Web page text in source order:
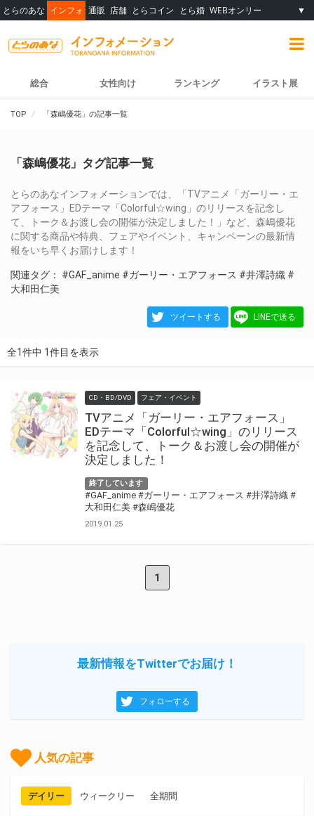
とらのあな インフォ 通販 店舗 とらコイン とら婚 WEBオンリー ▼
総合 女性向け ランキング イラスト展
TOP 「森嶋優花」の記事一覧
「森嶋優花」タグ記事一覧
とらのあなインフォメーションでは、「TVアニメ「ガーリー・エ
アフォース」EDテーマ「Colorful☆wing」のリリースを記念し
て、トーク＆お渡し会の開催が決定しました！」など、森嶋優花
に関する商品や特典、フェアやイベント、キャンペーンの最新情
報をいち早くお届けします！
関連タグ： #GAF_anime #ガーリー・エアフォース #井澤詩織 #
大和田仁美
ツイートする LINEで送る
全1件中 1件目を表示
CD・BD/DVD フェア・イベント
TVアニメ「ガーリー・エアフォース」
EDテーマ「Colorful☆wing」のリリース
を記念して、トーク＆お渡し会の開催が
決定しました！
終了しています
#GAF_anime #ガーリー・エアフォース #井澤詩織 #
大和田仁美 #森嶋優花
2019.01.25
1
最新情報をTwitterでお届け！
フォローする
人気の記事
デイリー ウィークリー 全期間